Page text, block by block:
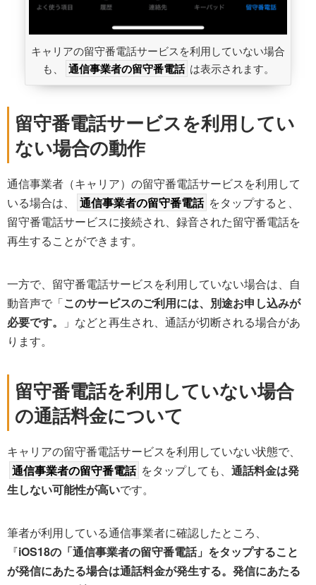
キャリアの留守番電話サービスを利用していない場合
も、
通信事業者の留守番電話 は表示されます。
留守番電話サービスを利用してい
ない場合の動作
通信事業者（キャリア）の留守番電話サービスを利用して
いる場合は、
通信事業者の留守番電話 をタップすると、
留守番電話サービスに接続され、録音された留守番電話を
再生することができます。
一方で、留守番電話サービスを利用していない場合は、自
動音声で「このサービスのご利用には、別途お申し込みが
必要です。
」などと再生され、通話が切断される場合があ
ります。
留守番電話を利用していない場合
の通話料金について
キャリアの留守番電話サービスを利用していない状態で、
通信事業者の留守番電話 をタップしても、 通話料金は発
生しない可能性が高いです。
筆者が利用している通信事業者に確認したところ、
『iOS18の「通信事業者の留守番電話」をタップすること
が発信にあたる場合は通話料金が発生する。発信にあたる